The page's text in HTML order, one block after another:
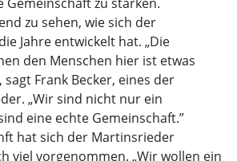
zu sehen, wie sich der
Jahre entwickelt hat. „Die
den Menschen hier ist etwas
sagt Frank Becker, eines der
„Wir sind nicht nur ein
eine echte Gemeinschaft.”
hat sich der Martinsrieder
viel vorgenommen. „Wir wollen ein